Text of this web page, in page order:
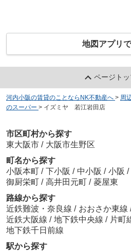
地図アプリ
ページト
河内小阪の賃貸のことならNK不動産へ > 周
のスーパー > イズミヤ 若江岩田店
市区町村から探す
東大阪市 / 大阪市生野区
町名から探す
小阪本町 / 下小阪 / 中小阪 / 小阪 /
御厨栄町 / 高井田元町 / 菱屋東
路線から探す
近鉄難波・奈良線 / おおさか東線
近鉄大阪線 / 地下鉄中央線 / 片町
地下鉄千日前線
駅から探す